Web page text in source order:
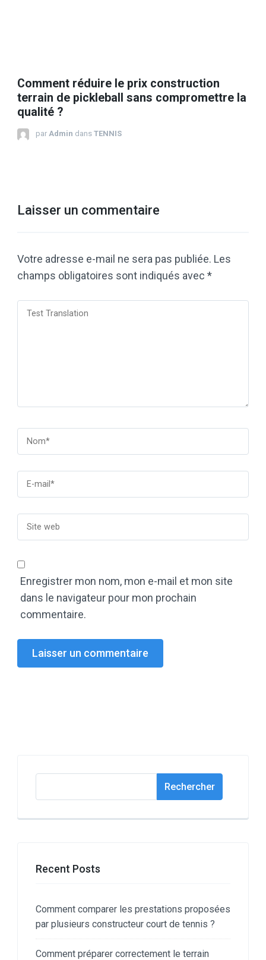
Comment réduire le prix construction
terrain de pickleball sans compromettre la
qualité ?
par Admin dans TENNIS
Laisser un commentaire
Votre adresse e-mail ne sera pas publiée. Les
champs obligatoires sont indiqués avec *
Enregistrer mon nom, mon e-mail et mon site
dans le navigateur pour mon prochain
commentaire.
Rechercher
Recent Posts
Comment comparer les prestations proposées
par plusieurs constructeur court de tennis ?
Comment préparer correctement le terrain